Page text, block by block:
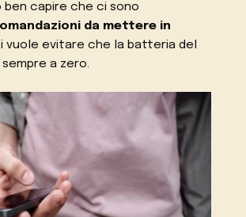
ben capire che ci sono
da mettere in
vuole evitare che la batteria del
a zero.